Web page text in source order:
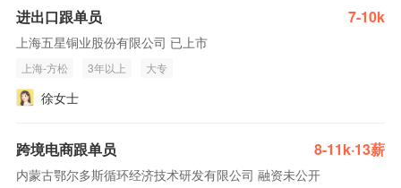
进出口跟单员 7-10k
上海五星铜业股份有限公司 已上市
上海-方松 3年以上 大专
徐女士
跨境电商跟单员 8-11k·13薪
内蒙古鄂尔多斯循环经济技术研发有限公司 融资未公开